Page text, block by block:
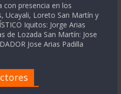
con presencia en los
Ucayali, Loreto San Martín y
Iquitos: Jorge Arias
de Lozada San Martín: Jose
Jose Arias Padilla